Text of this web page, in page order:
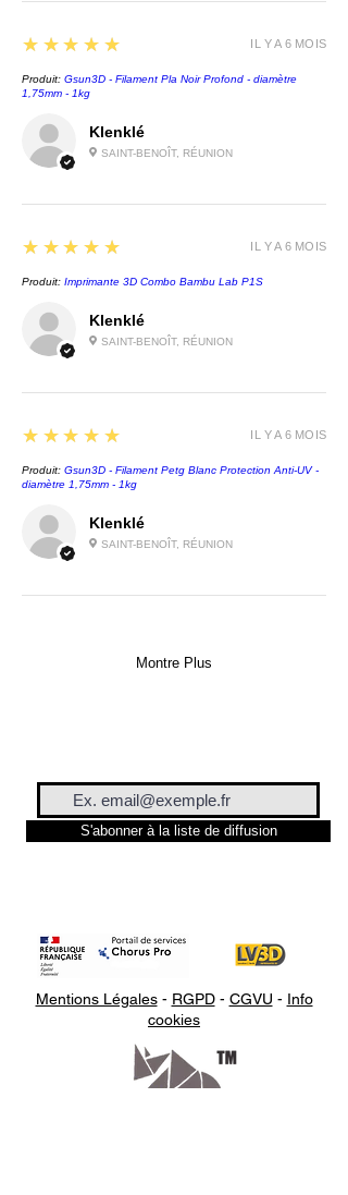
Klenklé
SAINT-BENOÎT, RÉUNION
5
★★★★★
Produit: Gsun3D - Filament Pla Noir Profond - diamètre
1,75mm - 1kg
IL Y A 6 MOIS
Klenklé
SAINT-BENOÎT, RÉUNION
5
★★★★★
Produit: Imprimante 3D Combo Bambu Lab P1S
IL Y A 6 MOIS
Klenklé
SAINT-BENOÎT, RÉUNION
5
★★★★★
Produit: Gsun3D - Filament Petg Blanc Protection Anti-UV -
diamètre 1,75mm - 1kg
IL Y A 6 MOIS
Montre Plus
S'abonner à la liste de diffusion
Mentions Légales- RGPD- CGVU - Info
cookies